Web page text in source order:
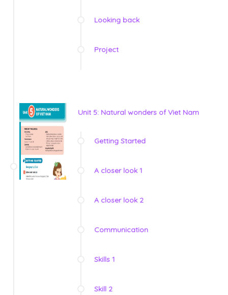
Looking back
Project
Unit 5: Natural wonders of Viet Nam
Getting Started
A closer look 1
A closer look 2
Communication
Skills 1
Skill 2